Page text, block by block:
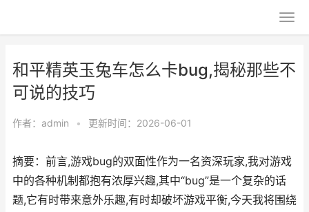
和平精英玉兔车怎么卡bug,揭秘那些不
可说的技巧
作者： admin • 更新时间：2026-06-01
摘要：前言,游戏bug的双面性作为一名资深玩家,我对游戏
中的各种机制都抱有浓厚兴趣,其中“bug”是一个复杂的话
题,它有时带来意外乐趣,有时却破坏游戏平衡,今天我将围绕